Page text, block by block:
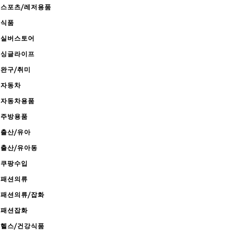
스포츠/레저용품
식품
실버스토어
싱글라이프
완구/취미
자동차
자동차용품
주방용품
출산/유아
출산/유아동
쿠팡수입
패션의류
패션의류/잡화
패션잡화
헬스/건강식품